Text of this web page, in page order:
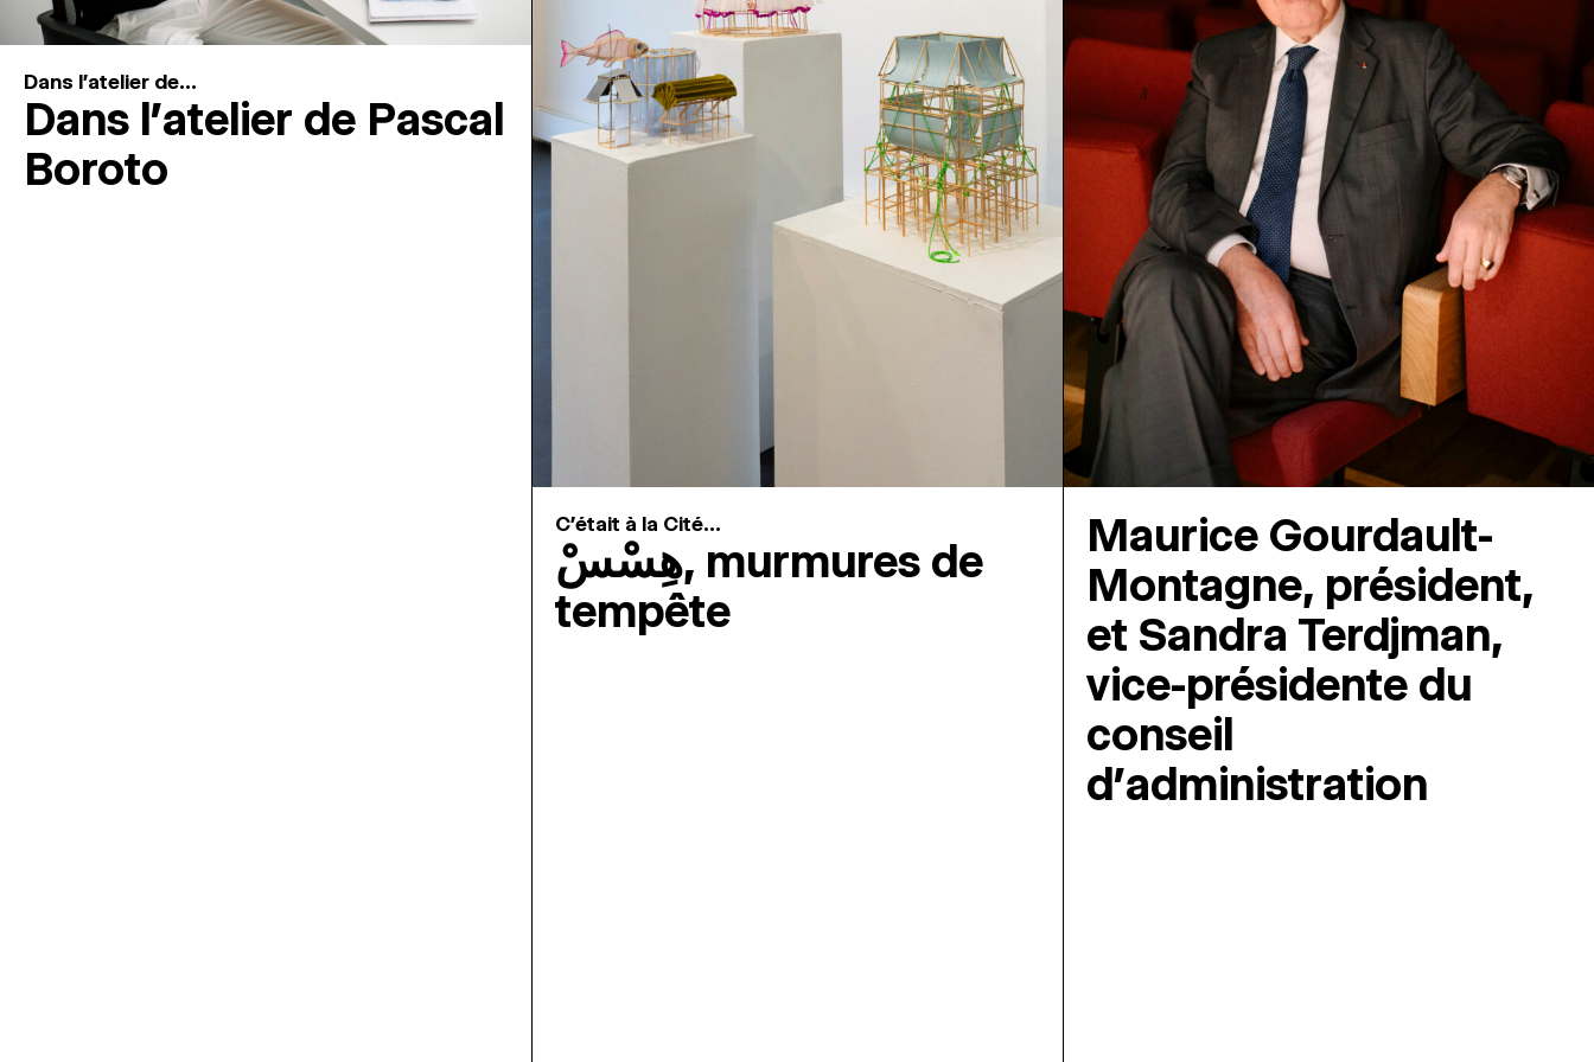
Dans l'atelier de...
Dans l’atelier de Pascal
Boroto
C'était à la Cité...
هِسْسْ, murmures de
tempête
Maurice Gourdault-
Montagne, président,
et Sandra Terdjman,
vice-présidente du
conseil
d’administration